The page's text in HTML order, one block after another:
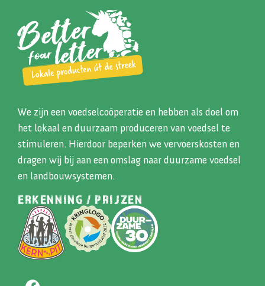
We zijn een voedselcoöperatie en hebben als doel om
het lokaal en duurzaam produceren van voedsel te
stimuleren. Hierdoor beperken we vervoerskosten en
dragen wij bij aan een omslag naar duurzame voedsel
en landbouwsystemen.
ERKENNING / PRIJZEN